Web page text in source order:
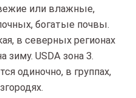
или влажные,
богатые почвы.
в северных регионах
зиму. USDA зона 3.
одиночно, в группах,